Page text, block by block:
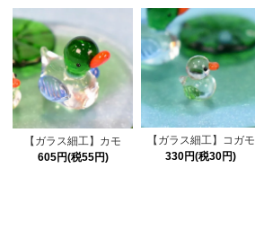
【ガラス細工】カモ
605円(税55円)
【ガラス細工】コガモ
330円(税30円)